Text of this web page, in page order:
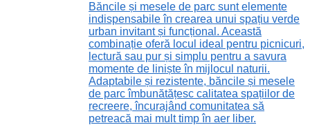
Băncile și mesele de parc sunt elemente
indispensabile în crearea unui spațiu verde
urban invitant și funcțional. Această
combinație oferă locul ideal pentru picnicuri,
lectură sau pur și simplu pentru a savura
momente de liniște în mijlocul naturii.
Adaptabile și rezistente, băncile și mesele
de parc îmbunătățesc calitatea spațiilor de
recreere, încurajând comunitatea să
petreacă mai mult timp în aer liber.